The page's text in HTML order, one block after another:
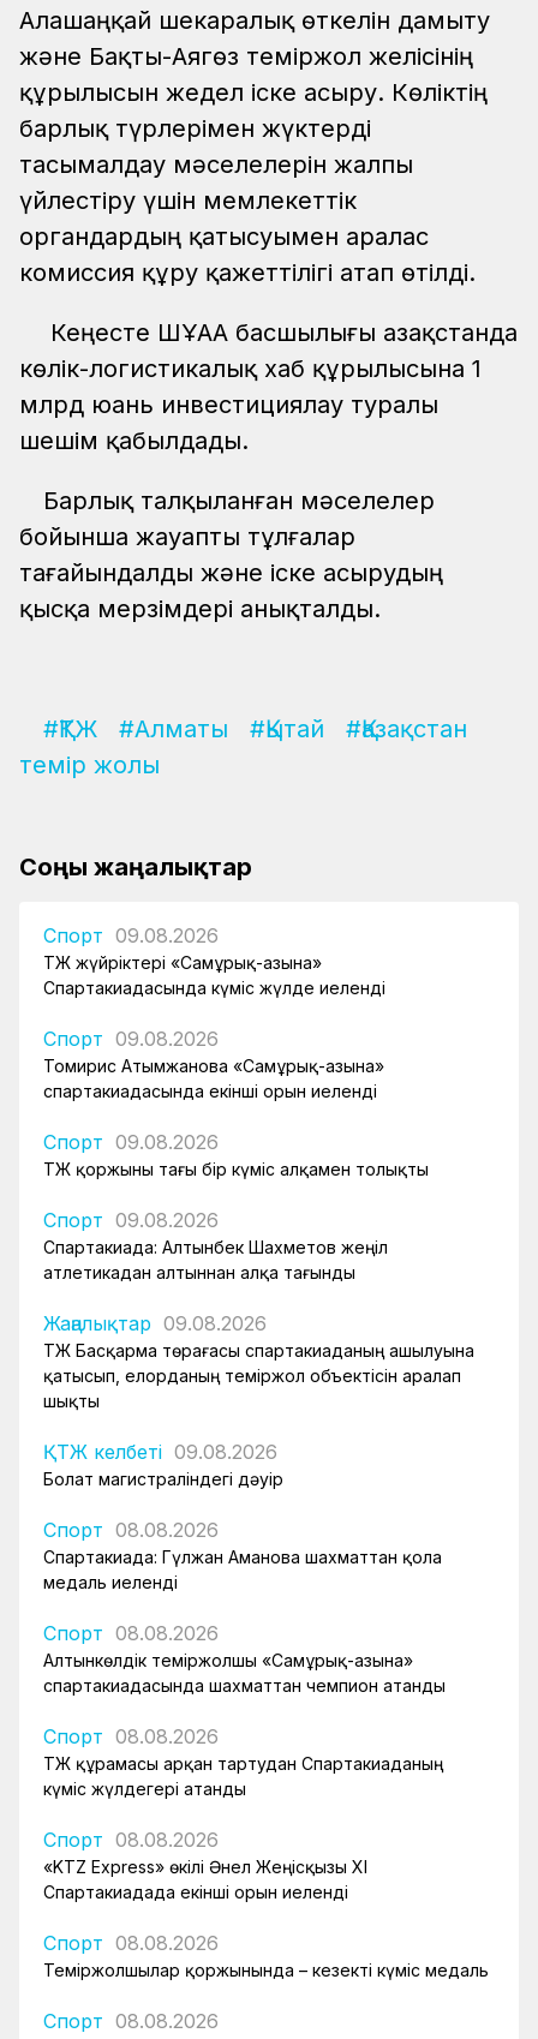
Алашаңқай шекаралық өткелін дамыту
және Бақты-Аягөз теміржол желісінің
құрылысын жедел іске асыру. Көліктің
барлық түрлерімен жүктерді
тасымалдау мәселелерін жалпы
үйлестіру үшін мемлекеттік
органдардың қатысуымен аралас
комиссия құру қажеттілігі атап өтілді.
Кеңесте ШҰАА басшылығы Қазақстанда
көлік-логистикалық хаб құрылысына 1
млрд юань инвестициялау туралы
шешім қабылдады.
Барлық талқыланған мәселелер
бойынша жауапты тұлғалар
тағайындалды және іске асырудың
қысқа мерзімдері анықталды.
#ҚТЖ #Алматы #Қытай
#Қазақстан
темір жолы
Соңғы жаңалықтар
Спорт 09.08.2026
ҚТЖ жүйріктері «Самұрық-Қазына»
Спартакиадасында күміс жүлде иеленді
Спорт 09.08.2026
Томирис Атымжанова «Самұрық-Қазына»
спартакиадасында екінші орын иеленді
Спорт 09.08.2026
ҚТЖ қоржыны тағы бір күміс алқамен толықты
Спорт 09.08.2026
Спартакиада: Алтынбек Шахметов жеңіл
атлетикадан алтыннан алқа тағынды
Жаңалықтар 09.08.2026
ҚТЖ Басқарма төрағасы спартакиаданың ашылуына
қатысып, елорданың теміржол объектісін аралап
шықты
ҚТЖ келбеті 09.08.2026
Болат магистраліндегі дәуір
Спорт 08.08.2026
Спартакиада: Гүлжан Аманова шахматтан қола
медаль иеленді
Спорт 08.08.2026
Алтынкөлдік теміржолшы «Самұрық-Қазына»
спартакиадасында шахматтан чемпион атанды
Спорт 08.08.2026
ҚТЖ құрамасы арқан тартудан Спартакиаданың
күміс жүлдегері атанды
Спорт 08.08.2026
«KTZ Express» өкілі Әнел Жеңісқызы XI
Спартакиадада екінші орын иеленді
Спорт 08.08.2026
Теміржолшылар қоржынында – кезекті күміс медаль
Спорт 08.08.2026